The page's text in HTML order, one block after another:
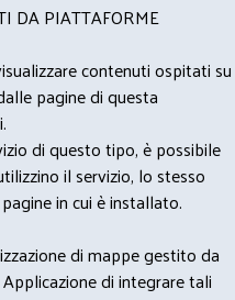
DA PIATTAFORME
contenuti ospitati su
pagine di questa
di questo tipo, è possibile
il servizio, lo stesso
in cui è installato.
di mappe gestito da
di integrare tali